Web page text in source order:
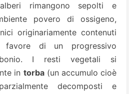
rimangono sepolti e
povero di ossigeno,
originariamente contenuti
favore di un progressivo
I resti vegetali si
in torba(un accumulo cioè
decomposti e